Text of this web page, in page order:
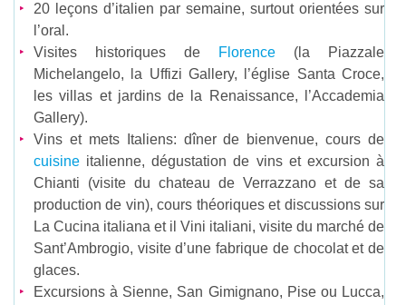
20 leçons d’italien par semaine, surtout orientées sur
l’oral.
Visites historiques de
Florence (la Piazzale
Michelangelo, la Uffizi Gallery, l’église Santa Croce,
les villas et jardins de la Renaissance, l’Accademia
Gallery).
Vins et mets Italiens: dîner de bienvenue, cours de
cuisine italienne, dégustation de vins et excursion à
Chianti (visite du chateau de Verrazzano et de sa
production de vin), cours théoriques et discussions sur
La Cucina italiana et il Vini italiani, visite du marché de
Sant’Ambrogio, visite d’une fabrique de chocolat et de
glaces.
Excursions à Sienne, San Gimignano, Pise ou Lucca,